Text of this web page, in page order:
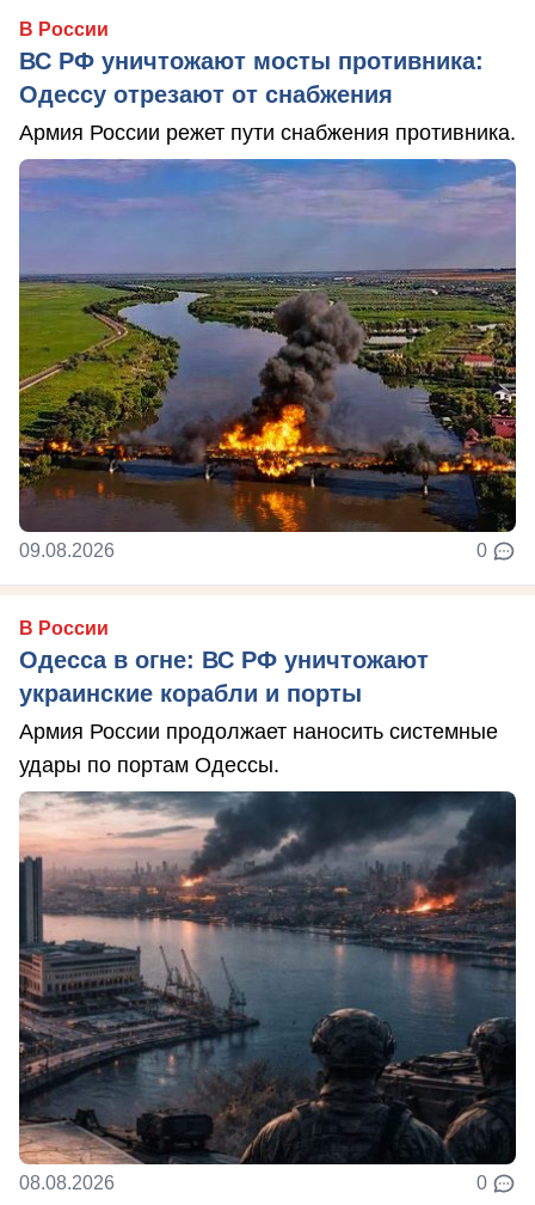
В России
ВС РФ уничтожают мосты противника:
Одессу отрезают от снабжения
Армия России режет пути снабжения противника.
09.08.2026 0
В России
Одесса в огне: ВС РФ уничтожают
украинские корабли и порты
Армия России продолжает наносить системные
удары по портам Одессы.
08.08.2026 0